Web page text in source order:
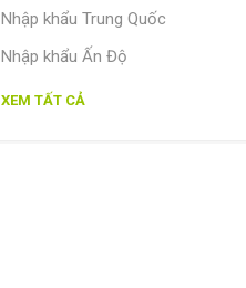
Nhập khẩu Trung Quốc
Nhập khẩu Ấn Độ
XEM TẤT CẢ